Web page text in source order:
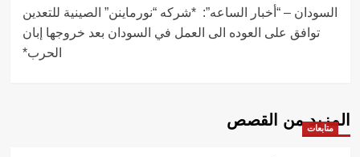
السودان – “أخبار الساعه”: *شركه “نورماينن” الصينية للتعدين
توافق على العوده الى العمل في السودان بعد خروجها إبان
الحرب*
المزيد من القصص
متابعات